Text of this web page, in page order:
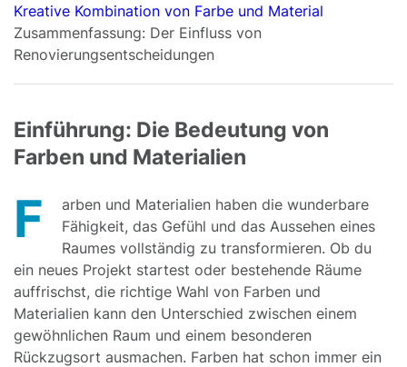
Kreative Kombination von Farbe und Material
Zusammenfassung: Der Einfluss von
Renovierungsentscheidungen
Einführung: Die Bedeutung von
Farben und Materialien
F
arben und Materialien haben die wunderbare
Fähigkeit, das Gefühl und das Aussehen eines
Raumes vollständig zu transformieren. Ob du
ein neues Projekt startest oder bestehende Räume
auffrischst, die richtige Wahl von Farben und
Materialien kann den Unterschied zwischen einem
gewöhnlichen Raum und einem besonderen
Rückzugsort ausmachen. Farben hat schon immer ein